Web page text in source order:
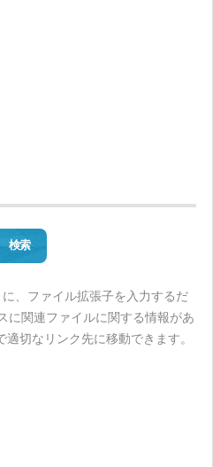
検索
、ファイル拡張子を入力するだ
に関連ファイルに関する情報があ
切なリンク先に移動できます。